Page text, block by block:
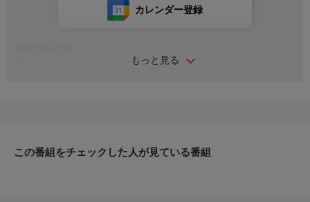
もっと見る
カレンダー登録
き込みを開始する。
この番組をチェックした人が見ている番組